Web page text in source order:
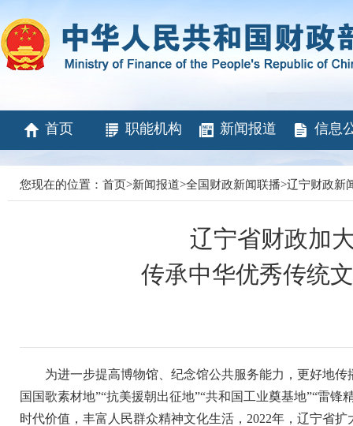
首页 职能机构 新闻报道 信息
您现在的位置： 首页>新闻报道>全国财政新闻联播>辽宁财政新
辽宁省财政加
传承中华优秀传统
为进一步提高博物馆、纪念馆公共服务能力，更好地传
国国歌素材地”“抗美援朝出征地”“共和国工业奠基地”“雷
时代价值，丰富人民群众精神文化生活，2022年，辽宁省